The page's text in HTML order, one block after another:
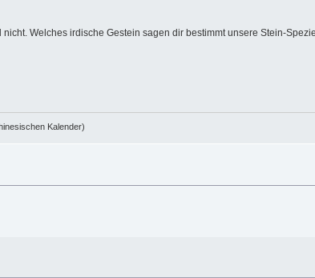
Welches irdische Gestein sagen dir bestimmt unsere Stein-
Kalender)